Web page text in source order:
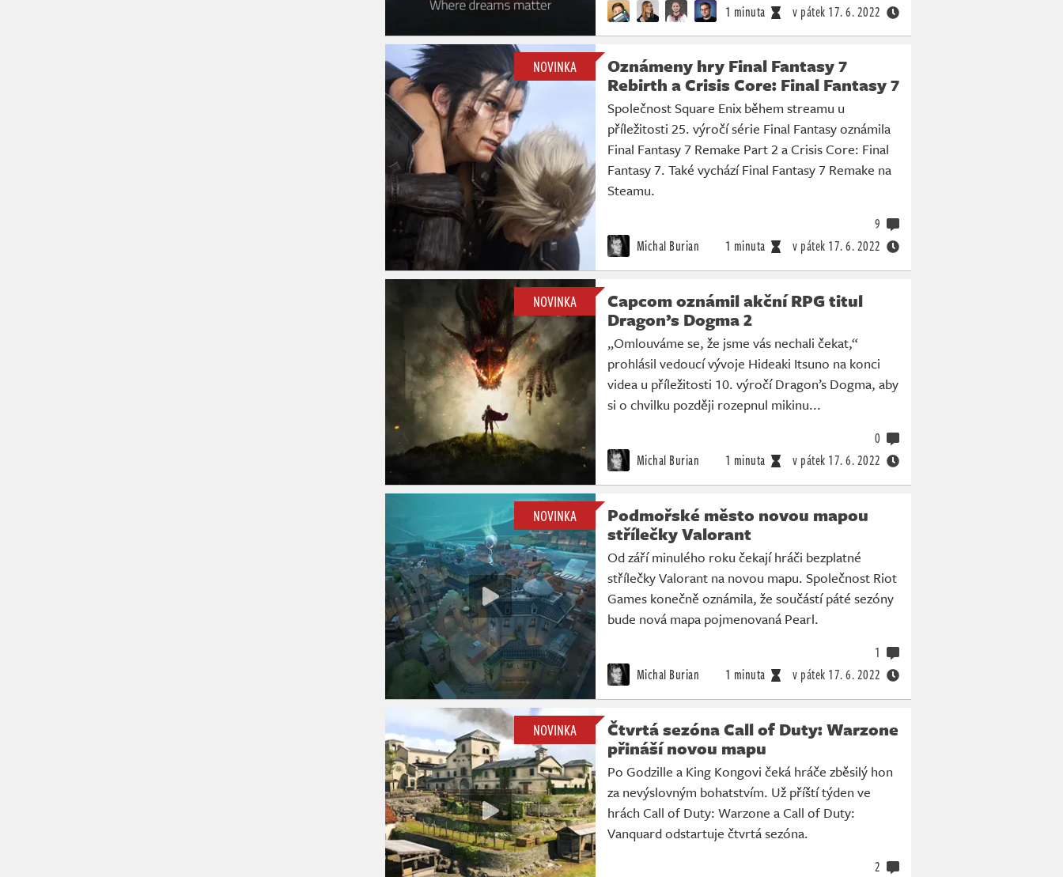
1 minuta v pátek 17. 6. 2022
NOVINKA
Oznámeny hry Final Fantasy 7
Rebirth a Crisis Core: Final Fantasy 7
Společnost Square Enix během streamu u
příležitosti 25. výročí série Final Fantasy oznámila
Final Fantasy 7 Remake Part 2 a Crisis Core: Final
Fantasy 7. Také vychází Final Fantasy 7 Remake na
Steamu.
Michal Burian 1 minuta v pátek 17. 6. 2022
9
NOVINKA
Capcom oznámil akční RPG titul
Dragon’s Dogma 2
„Omlouváme se, že jsme vás nechali čekat,“
prohlásil vedoucí vývoje Hideaki Itsuno na konci
videa u příležitosti 10. výročí Dragon’s Dogma, aby
si o chvilku později rozepnul mikinu...
Michal Burian 1 minuta v pátek 17. 6. 2022
0
NOVINKA
Podmořské město novou mapou
střílečky Valorant
Od září minulého roku čekají hráči bezplatné
střílečky Valorant na novou mapu. Společnost Riot
Games konečně oznámila, že součástí páté sezóny
bude nová mapa pojmenovaná Pearl.
Michal Burian 1 minuta v pátek 17. 6. 2022
1
NOVINKA
Čtvrtá sezóna Call of Duty: Warzone
přináší novou mapu
Po Godzille a King Kongovi čeká hráče zběsilý hon
za nevýslovným bohatstvím. Už příští týden ve
hrách Call of Duty: Warzone a Call of Duty:
Vanquard odstartuje čtvrtá sezóna.
2